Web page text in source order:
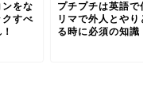
をな
クすべ
プチプチは英語で何
リマで外人とやりと
る時に必須の知識！